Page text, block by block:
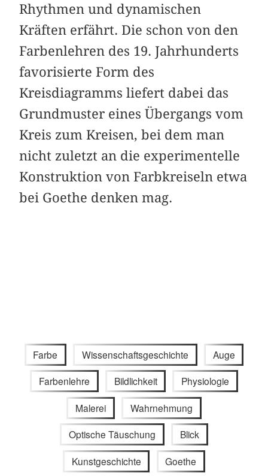
Rhythmen und dynamischen
Kräften erfährt. Die schon von den
Farbenlehren des 19. Jahrhunderts
favorisierte Form des
Kreisdiagramms liefert dabei das
Grundmuster eines Übergangs vom
Kreis zum Kreisen, bei dem man
nicht zuletzt an die experimentelle
Konstruktion von Farbkreiseln etwa
bei Goethe denken mag.
Farbe Wissenschaftsgeschichte Auge
Farbenlehre Bildlichkeit Physiologie
Malerei Wahrnehmung
Optische Täuschung Blick
Kunstgeschichte Goethe